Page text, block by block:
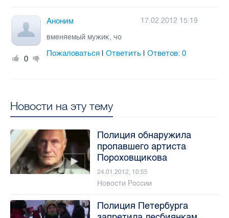
0
Аноним
17.02.2012 15:19
вменяемый мужик, чо
Пожаловаться |Ответить |Ответов:0
Новости на эту тему
Полиция обнаружила
пропавшего артиста
Пороховщикова
24.01.2012, 10:55
Новости России
Полиция Петербурга